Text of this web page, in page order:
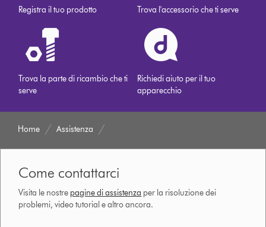
Registra il tuo prodotto Trova l'accessorio che ti serve
Trova la parte di ricambio che ti
serve
Richiedi aiuto per il tuo
apparecchio
Home Assistenza
Come contattarci
Visita le nostre pagine di assistenza per la risoluzione dei
problemi, video tutorial e altro ancora.